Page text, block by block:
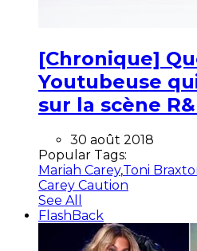
[Chronique]
Youtubeuse
sur la scène
30 août 2018
Popular Tags:
Mariah Carey,Toni
Carey Caution
See All
FlashBack